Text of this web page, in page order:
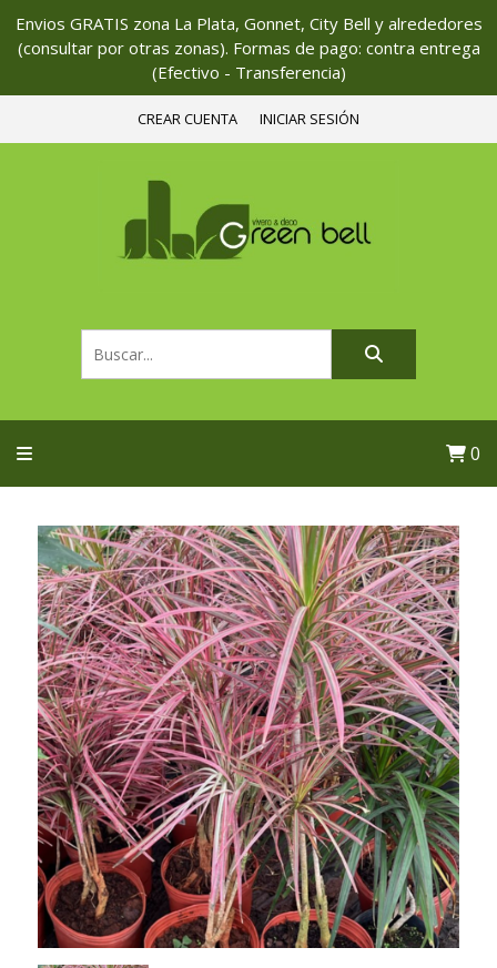
Envios GRATIS zona La Plata, Gonnet, City Bell y alrededores
(consultar por otras zonas). Formas de pago: contra entrega
(Efectivo - Transferencia)
CREAR CUENTA INICIAR SESIÓN
0